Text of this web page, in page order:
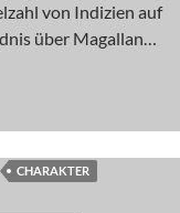
von Indizien auf
über Magallan…
CHARAKTER